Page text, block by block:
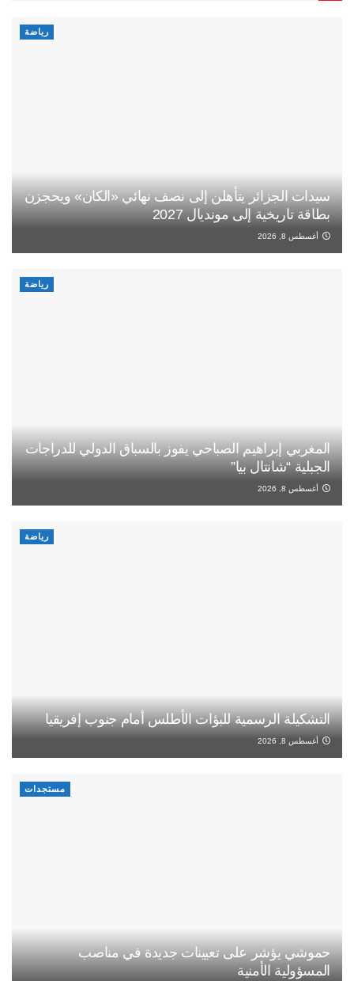
رياضة
سيدات الجزائر يتأهلن إلى نصف نهائي «الكان» ويحجزن
بطاقة تاريخية إلى مونديال 2027
أغسطس 8, 2026
رياضة
المغربي إبراهيم الصباحي يفوز بالسباق الدولي للدراجات
الجبلية “شانتال بيا”
أغسطس 8, 2026
رياضة
التشكيلة الرسمية للبؤات الأطلس أمام جنوب إفريقيا
أغسطس 8, 2026
مستجدات
حموشي يؤشر على تعيينات جديدة في مناصب
المسؤولية الأمنية